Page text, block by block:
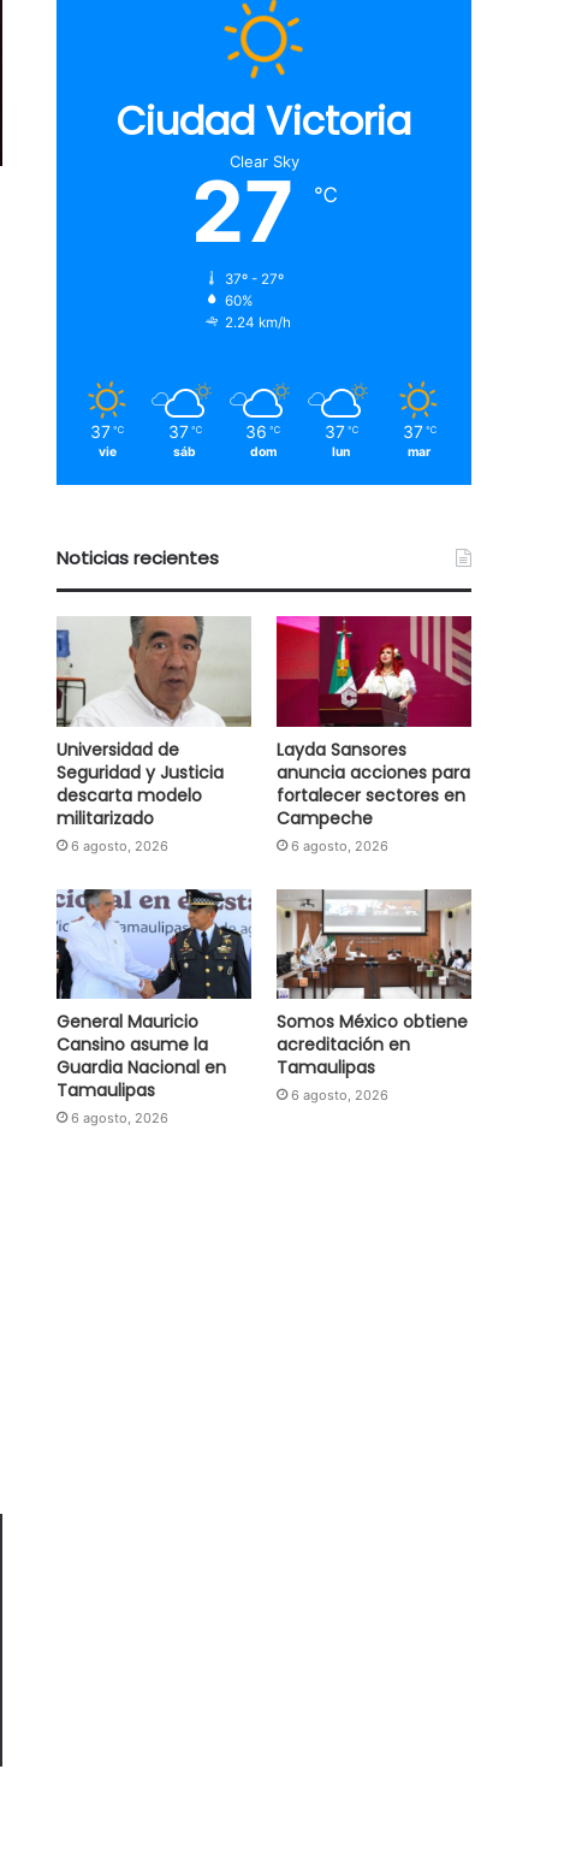
Ciudad Victoria
Clear Sky
27 ℃
37º - 27º
60%
2.24 km/h
37 ℃
vie
37 ℃
sáb
36 ℃
dom
37 ℃
lun
37 ℃
mar
Noticias recientes
Universidad de
Seguridad y Justicia
descarta modelo
militarizado
6 agosto, 2026
Layda Sansores
anuncia acciones para
fortalecer sectores en
Campeche
6 agosto, 2026
General Mauricio
Cansino asume la
Guardia Nacional en
Tamaulipas
6 agosto, 2026
Somos México obtiene
acreditación en
Tamaulipas
6 agosto, 2026